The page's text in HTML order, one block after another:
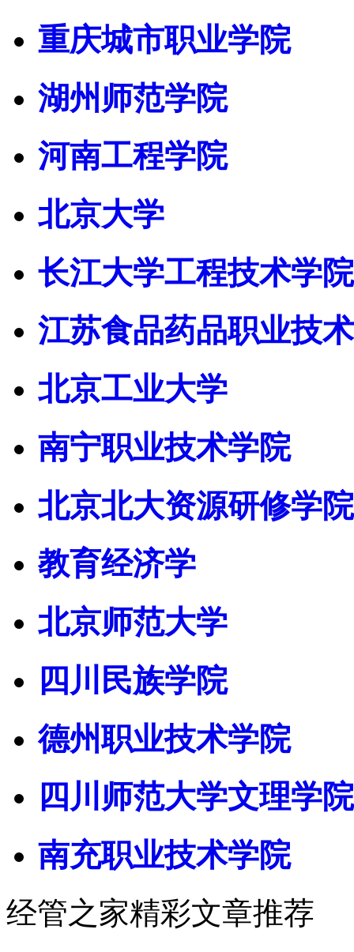
重庆城市职业学院
湖州师范学院
河南工程学院
北京大学
长江大学工程技术学院
江苏食品药品职业技
北京工业大学
南宁职业技术学院
北京北大资源研修学院
教育经济学
北京师范大学
四川民族学院
德州职业技术学院
四川师范大学文理学院
南充职业技术学院
经管之家精彩文章推荐